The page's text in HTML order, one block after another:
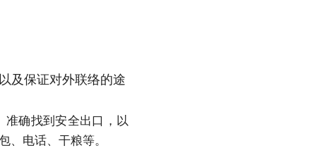
及保证对外联络的途
准确找到安全出口，以
、电话、干粮等。